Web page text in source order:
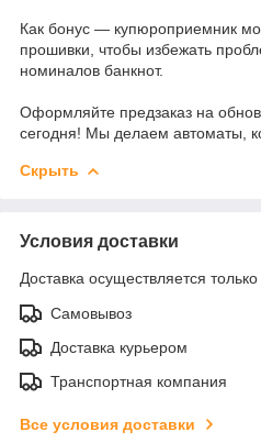
Как бонус — купюроприемник
прошивки, чтобы избежать
номиналов банкнот.
Оформляйте предзаказ на
сегодня! Мы делаем автоматы,
Скрыть
Условия доставки
Доставка осуществляется
Самовывоз
Доставка курьером
Транспортная компания
Все условия доставки